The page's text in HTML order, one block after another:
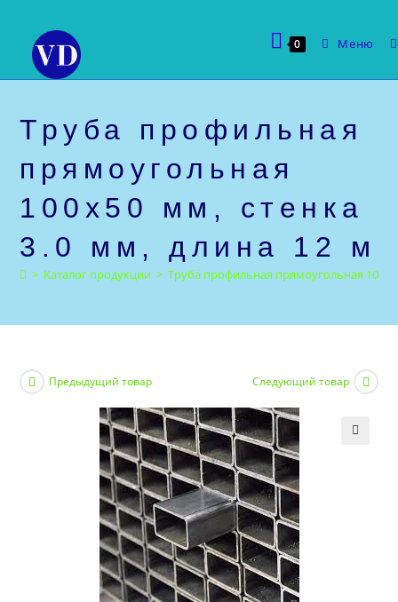
содержимому
0 Меню
Труба профильная
прямоугольная
100х50 мм, стенка
3.0 мм, длина 12 м
> Каталог продукции > Труба профильная прямоугольная
Предыдущий товар Следующий товар